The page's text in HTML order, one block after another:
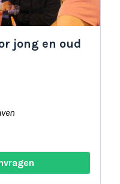
jong en oud